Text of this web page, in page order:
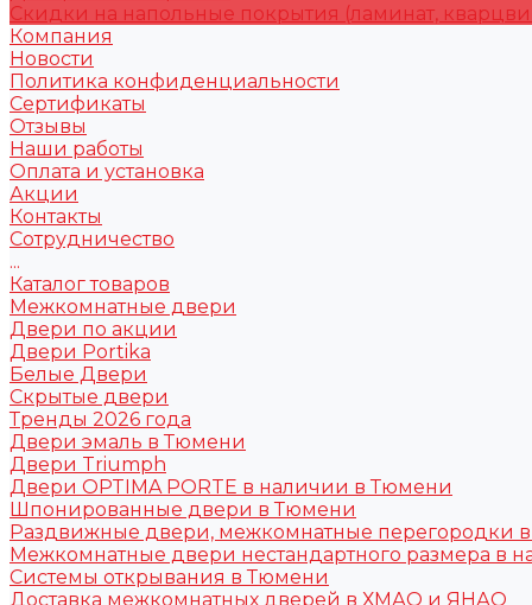
Скидки на напольные покрытия (ламинат,
Компания
Новости
Политика конфиденциальности
Сертификаты
Отзывы
Наши работы
Оплата и установка
Акции
Контакты
Сотрудничество
...
Каталог товаров
Межкомнатные двери
Двери по акции
Двери Portika
Белые Двери
Скрытые двери
Тренды 2026 года
Двери эмаль в Тюмени
Двери Triumph
Двери OPTIMA PORTE в наличии в Тюмени
Шпонированные двери в Тюмени
Раздвижные двери, межкомнатные перегородки
Межкомнатные двери нестандартного размера в
Системы открывания в Тюмени
Доставка межкомнатных дверей в ХМАО и ЯНАО